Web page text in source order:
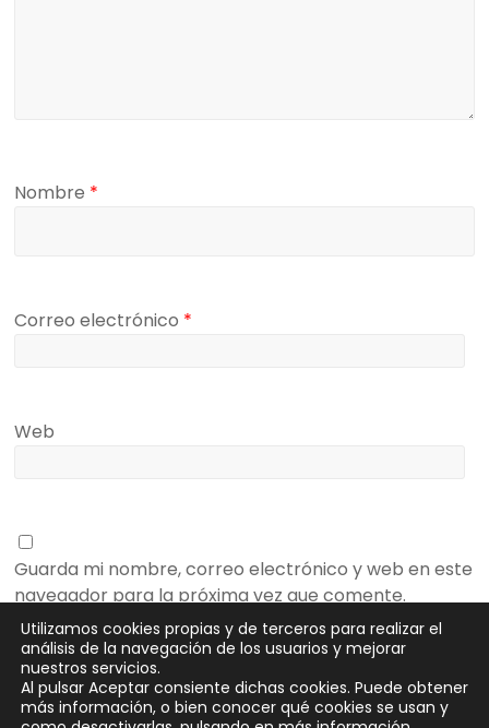
Nombre *
Correo electrónico *
Web
Guarda mi nombre, correo electrónico y web en este
navegador para la próxima vez que comente.
Utilizamos cookies propias y de terceros para realizar el
análisis de la navegación de los usuarios y mejorar
nuestros servicios.
Al pulsar Aceptar consiente dichas cookies. Puede obtener
más información, o bien conocer qué cookies se usan y